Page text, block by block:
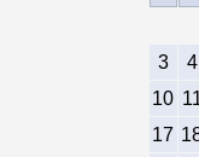
3
4
10
17